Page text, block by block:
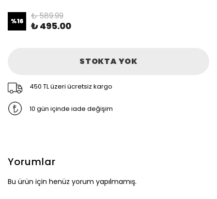
%16 ₺ 589.99
₺ 495.00
STOKTA YOK
450 TL üzeri ücretsiz kargo
10 gün içinde iade değişim
Yorumlar
Bu ürün için henüz yorum yapılmamış.